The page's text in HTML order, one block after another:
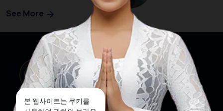
본 웹사이트는 쿠키를
See More